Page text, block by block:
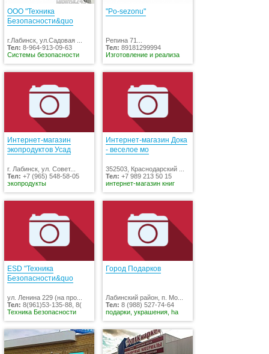
ООО "Техника
Безопасности&quo
г.Лабинск, ул.Садовая ...
Тел: 8-964-913-09-63
Системы безопасности
"Po-sezonu"
Репина 71...
Тел: 89181299994
Изготовление и реализа
Интернет-магазин
экопродуктов Усад
г. Лабинск, ул. Совет...
Тел: +7 (965) 548-58-05
экопродукты
Интернет-магазин Дока
- веселое мо
352503, Краснодарский ...
Тел: +7 989 213 50 15
интернет-магазин книг
ESD "Техника
Безопасности&quo
ул. Ленина 229 (на про...
Тел: 8(961)53-135-88, 8(
Техника Безопасности
Город Подарков
Лабинский район, п. Мо...
Тел: 8 (988) 527-74-64
подарки, украшения, ha